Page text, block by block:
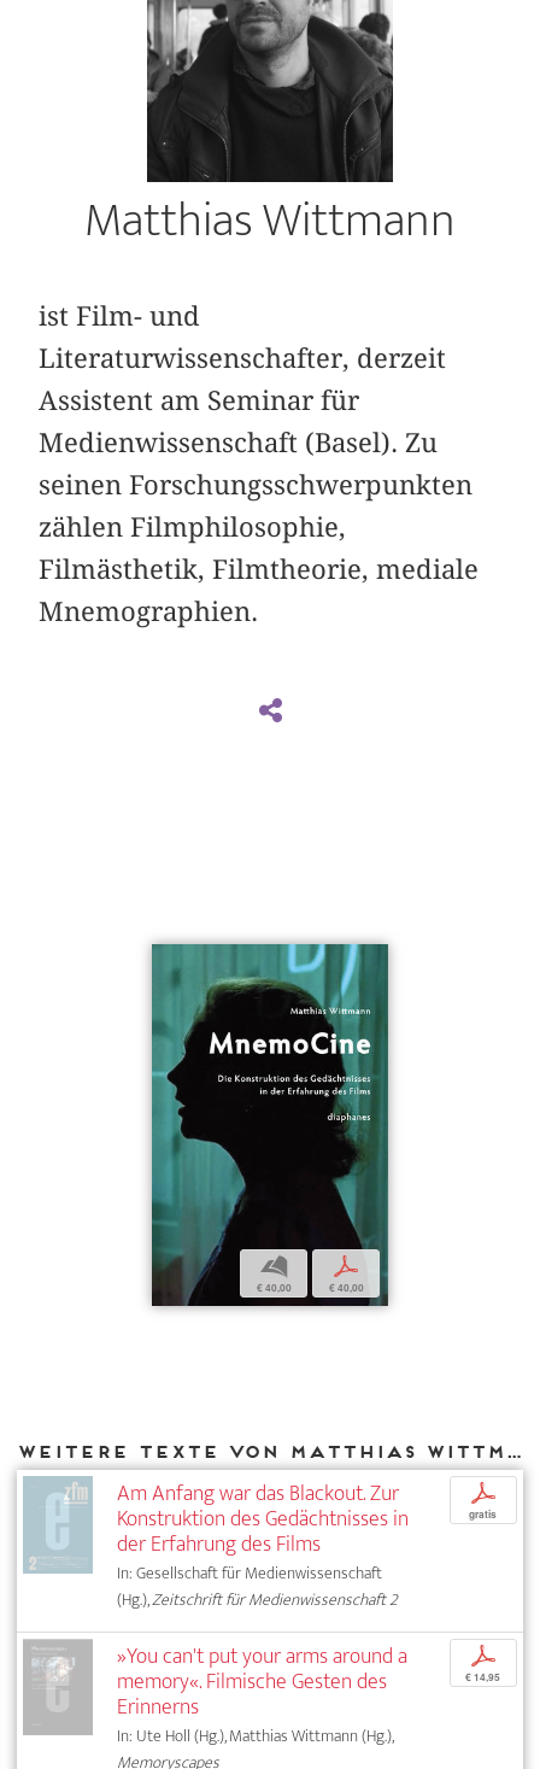
Matthias Wittmann
ist Film- und
Literaturwissenschafter, derzeit
Assistent am Seminar für
Medienwissenschaft (Basel). Zu
seinen Forschungsschwerpunkten
zählen Filmphilosophie,
Filmästhetik, Filmtheorie, mediale
Mnemographien.
b
€ 40,00
p
€ 40,00
Weitere Texte von Matthias Wittmann bei DIAPHANES
Am Anfang war das Blackout. Zur
Konstruktion des Gedächtnisses in
der Erfahrung des Films
In: Gesellschaft für Medienwissenschaft
(Hg.),Zeitschrift für Medienwissenschaft 2
p
gratis
»You can't put your arms around a
memory«. Filmische Gesten des
Erinnerns
In: Ute Holl (Hg.), Matthias Wittmann (Hg.),
Memoryscapes
p
€ 14,95